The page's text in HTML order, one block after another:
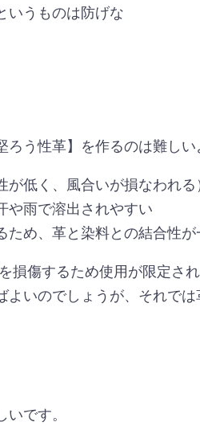
いうものは防げな
う性革】を作るのは難しい
低く、風合いが損なわれる
や雨で溶出されやすい
め、革と染料との結合性
傷するため使用が限定さ
いのでしょうが、それで
です。